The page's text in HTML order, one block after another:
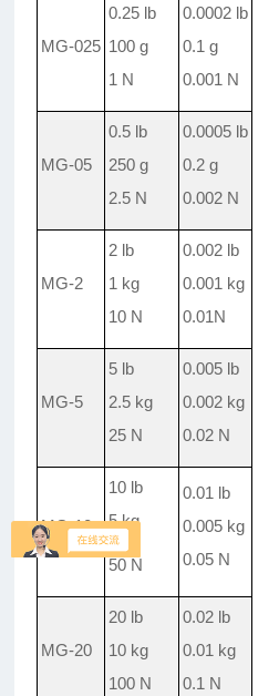
MG-025
0.25 lb
100 g
1 N
0.0002 lb
0.1 g
0.001 N
MG-05
0.5 lb
250 g
2.5 N
0.0005 lb
0.2 g
0.002 N
MG-2
2 lb
1 kg
10 N
0.002 lb
0.001 kg
0.01N
MG-5
5 lb
2.5 kg
25 N
0.005 lb
0.002 kg
0.02 N
MG-10
10 lb
5 kg
50 N
0.01 lb
0.005 kg
0.05 N
MG-20
20 lb
10 kg
100 N
0.02 lb
0.01 kg
0.1 N